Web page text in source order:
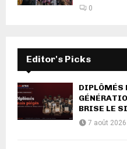
0
Editor's Picks
DIPLÔMÉS
BRISE LE
7 août 2026